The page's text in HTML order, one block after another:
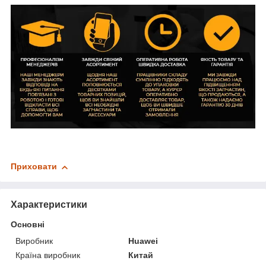
Приховати
Характеристики
Основні
Виробник
Huawei
Країна виробник
Китай